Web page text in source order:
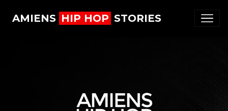
AMIENS HIP HOP STORIES